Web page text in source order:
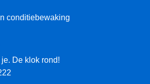
conditiebewaking
De klok rond!